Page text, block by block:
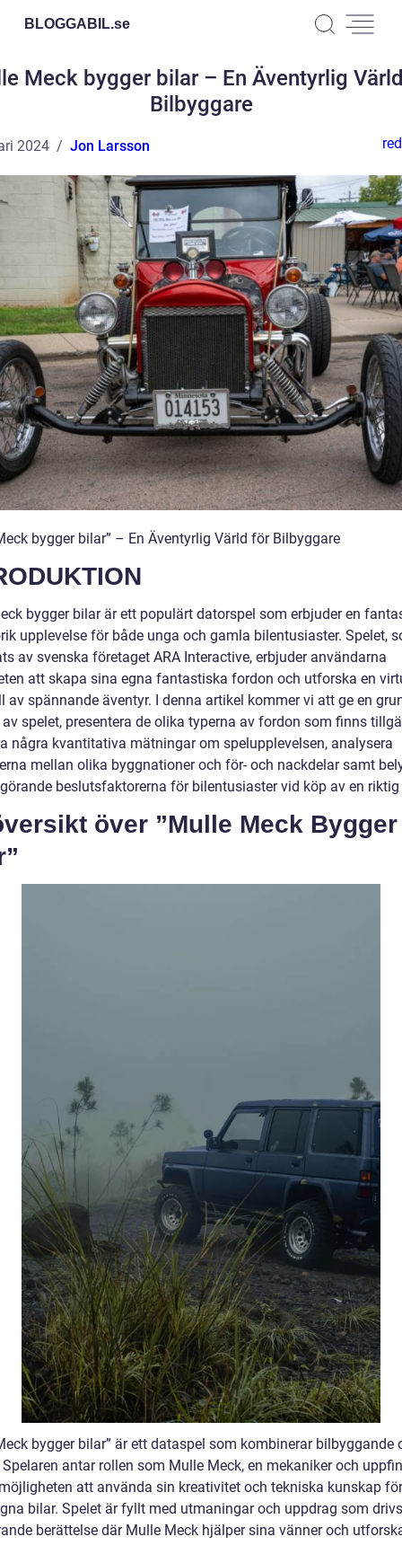
BLOGGABIL.se
Meck bygger bilar – En Äventyrlig
Bilbyggare
2024 Jon Larsson
bygger bilar” – En Äventyrlig Värld för Bilbyggare
bygger bilar är ett populärt datorspel som erbjuder en
upplevelse för både unga och gamla bilentusiaster. Spelet,
av svenska företaget ARA Interactive, erbjuder användarna
att skapa sina egna fantastiska fordon och utforska en
av spännande äventyr. I denna artikel kommer vi att ge en
spelet, presentera de olika typerna av fordon som finns
några kvantitativa mätningar om spelupplevelsen, analysera
mellan olika byggnationer och för- och nackdelar samt
beslutsfaktorerna för bilentusiaster vid köp av en
över ”Mulle Meck Bygger
bygger bilar” är ett dataspel som kombinerar bilbyggande
antar rollen som Mulle Meck, en mekaniker och
att använda sin kreativitet och tekniska kunskap
bilar. Spelet är fyllt med utmaningar och uppdrag som
berättelse där Mulle Meck hjälper sina vänner och